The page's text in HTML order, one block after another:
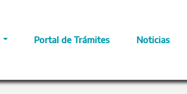
Portal de Trámites Noticias